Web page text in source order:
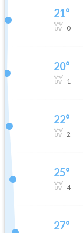
21°
0
20°
1
22°
2
25°
4
27°